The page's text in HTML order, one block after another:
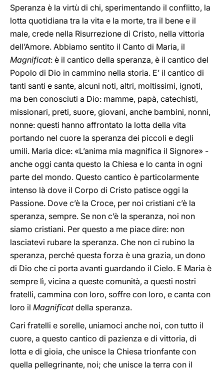
Speranza è la virtù di chi, sperimentando il conflitto, la
lotta quotidiana tra la vita e la morte, tra il bene e il
male, crede nella Risurrezione di Cristo, nella vittoria
dell’Amore. Abbiamo sentito il Canto di Maria, il
Magnificat: è il cantico della speranza, è il cantico del
Popolo di Dio in cammino nella storia. E’ il cantico di
tanti santi e sante, alcuni noti, altri, moltissimi, ignoti,
ma ben conosciuti a Dio: mamme, papà, catechisti,
missionari, preti, suore, giovani, anche bambini, nonni,
nonne: questi hanno affrontato la lotta della vita
portando nel cuore la speranza dei piccoli e degli
umili. Maria dice: «L’anima mia magnifica il Signore» -
anche oggi canta questo la Chiesa e lo canta in ogni
parte del mondo. Questo cantico è particolarmente
intenso là dove il Corpo di Cristo patisce oggi la
Passione. Dove c’è la Croce, per noi cristiani c’è la
speranza, sempre. Se non c’è la speranza, noi non
siamo cristiani. Per questo a me piace dire: non
lasciatevi rubare la speranza. Che non ci rubino la
speranza, perché questa forza è una grazia, un dono
di Dio che ci porta avanti guardando il Cielo. E Maria è
sempre lì, vicina a queste comunità, a questi nostri
fratelli, cammina con loro, soffre con loro, e canta con
loro il Magnificatdella speranza.
Cari fratelli e sorelle, uniamoci anche noi, con tutto il
cuore, a questo cantico di pazienza e di vittoria, di
lotta e di gioia, che unisce la Chiesa trionfante con
quella pellegrinante, noi; che unisce la terra con il